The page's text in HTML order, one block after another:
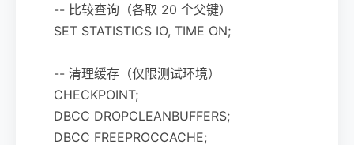
-- 比较查询（各取 20 个父键）
SET STATISTICS IO, TIME ON;
-- 清理缓存（仅限测试环境）
CHECKPOINT;
DBCC DROPCLEANBUFFERS;
DBCC FREEPROCCACHE;